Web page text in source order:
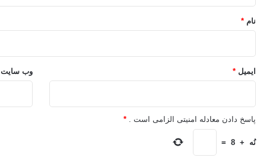
نام *
ایمیل * وب‌ سایت
پاسخ دادن معادله امنیتی الزامی است . *
نُه +
8
=